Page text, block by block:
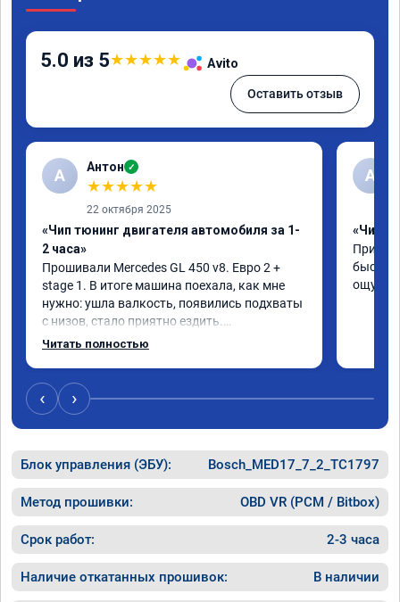
5.0 из 5★★★★★ Avito
Оставить отзыв
А Антон ✓
★★★★★
22 октября 2025
«Чип тюнинг двигателя автомобиля за 1-
2 часа»
Прошивали Mercedes GL 450 v8. Евро 2 +
stage 1. В итоге машина поехала, как мне
нужно: ушла валкость, появились подхваты
с низов, стало приятно ездить.
Одни из лучших трат, в авто! 🔥
Читать полностью
A
«Чип
‹ ›
Блок управления (ЭБУ): Bosch_MED17_7_2_TC1797
Метод прошивки: OBD VR (PCM / Bitbox)
Срок работ: 2-3 часа
Наличие откатанных прошивок: В наличии